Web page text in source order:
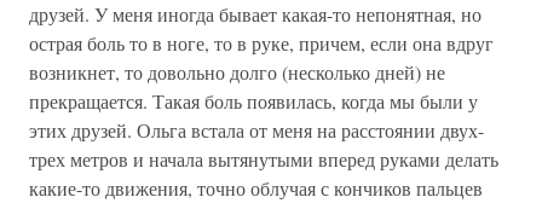
друзей. У меня иногда бывает какая-то непонятная, но
острая боль то в ноге, то в руке, причем, если она вдруг
возникнет, то довольно долго (несколько дней) не
прекращается. Такая боль появилась, когда мы были у
этих друзей. Ольга встала от меня на расстоянии двух-
трех метров и начала вытянутыми вперед руками делать
какие-то движения, точно облучая с кончиков пальцев